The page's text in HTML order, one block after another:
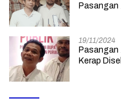
19/11/2024
Pasangan
Kerap